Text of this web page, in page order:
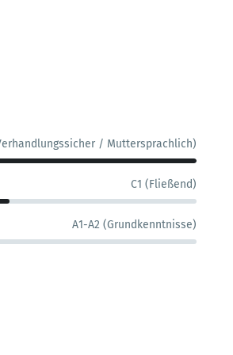
/ Muttersprachlich)
C1 (Fließend)
A1-A2 (Grundkenntnisse)